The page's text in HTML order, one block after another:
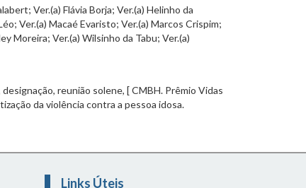
Ver.(a) Flávia Borja; Ver.(a) Helinho da
Ver.(a) Macaé Evaristo; Ver.(a) Marcos Crispim;
Moreira; Ver.(a) Wilsinho da Tabu; Ver.(a)
reunião solene, [ CMBH. Prêmio Vidas
da violência contra a pessoa idosa.
Links Úteis